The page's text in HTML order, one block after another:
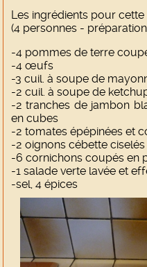
Les ingrédients pour cette
(4 personnes -
-4 pommes de terre
-4 œufs
-3 cuil. à soupe de
-2 cuil. à soupe de
-2 tranches de jambon
en cubes
-2 tomates épépinées et
-2 oignons cébette ciselés
-6 cornichons coupés en
-1 salade verte lavée et
-sel, 4 épices